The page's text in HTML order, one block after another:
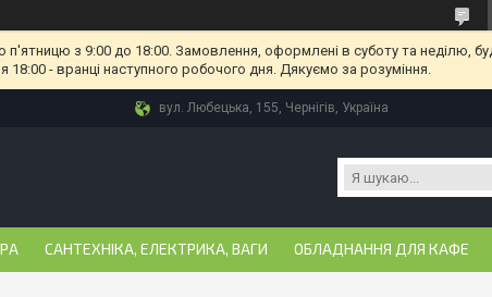
з 9:00 до 18:00. Замовлення, оформлені в суботу та неділю,
18:00 - вранці наступного робочого дня. Дякуємо за розуміння.
вул. Любецька, 155, Чернігів, Україна
САНТЕХНІКА, ЕЛЕКТРИКА, ВАГИ ОБЛАДНАННЯ ДЛЯ КАФЕ